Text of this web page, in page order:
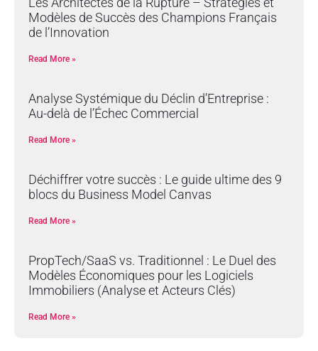
Modèles de Succès des Champions Français
de l’Innovation
Read More »
Analyse Systémique du Déclin d’Entreprise :
Au-delà de l’Échec Commercial
Read More »
Déchiffrer votre succès : Le guide ultime des 9
blocs du Business Model Canvas
Read More »
PropTech/SaaS vs. Traditionnel : Le Duel des
Modèles Économiques pour les Logiciels
Immobiliers (Analyse et Acteurs Clés)
Read More »